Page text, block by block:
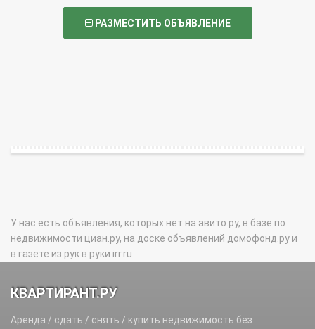
РАЗМЕСТИТЬ ОБЪЯВЛЕНИЕ
У нас есть объявления, которых нет на авито.ру, в базе по
недвижимости циан.ру, на доске объявлений домофонд.ру и
в газете из рук в руки irr.ru
КВАРТИРАНТ.РУ
Аренда / сдать / снять / купить недвижимость без